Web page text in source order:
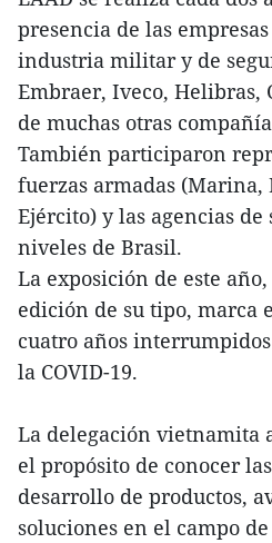
presencia de las
industria militar y de
Embraer, Iveco, Helibras,
de muchas otras
También participaron
fuerzas armadas (Marina,
Ejército) y las agencias
niveles de Brasil.
La exposición de este
edición de su tipo, marca
cuatro años
la COVID-19.
La delegación vietnamita
el propósito de conocer
desarrollo de productos,
soluciones en el campo